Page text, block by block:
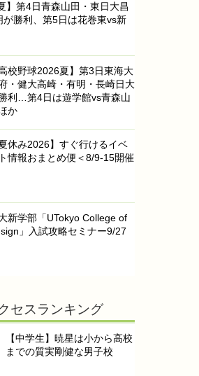
】第4日青森山田・東日大昌
が勝利、第5日は花巻東vs新
高校野球2026夏】第3日東海大
・健大高崎・有明・長崎日大
利…第4日は遊学館vs青森山
か
夏休み2026】すぐ行けるイベ
情報おまとめ便＜8/9-15開催
新学部「UTokyo College of
」入試攻略セミナー9/27
セスランキング
【中学生】暁星は小から高校
までの質実剛健な男子校